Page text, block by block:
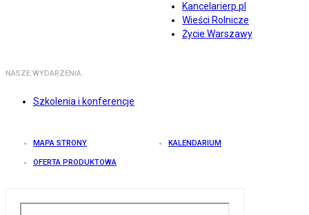
Kancelarierp.pl
Wieści Rolnicze
Życie Warszawy
NASZE WYDARZENIA
Szkolenia i konferencje
MAPA STRONY KALENDARIUM
OFERTA PRODUKTOWA